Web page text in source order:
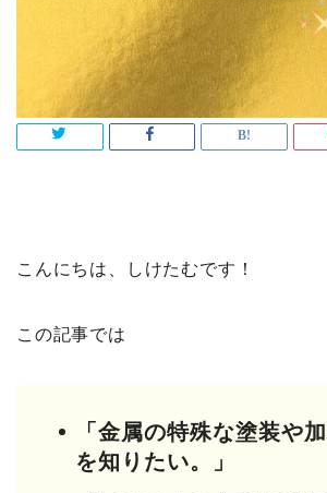
こんにちは、しけたむです！
この記事では
「金属の特殊な塗装や
を知りたい。」